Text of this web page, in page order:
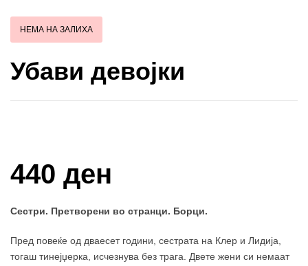
НЕМА НА ЗАЛИХА
Убави девојки
440 ден
Сестри. Претворени во странци. Борци.
Пред повеќе од дваесет години, сестрата на Клер и Лидија,
тогаш тинејџерка, исчезнува без трага. Двете жени си немаат